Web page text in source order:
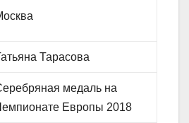
Тарасова
медаль на
Европы 2018